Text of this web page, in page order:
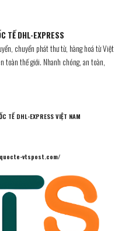
TẾ DHL-EXPRESS
chuyển phát thư từ, hàng hoá từ Việt
toàn thế giới. Nhanh chóng, an toàn,
TẾ DHL-EXPRESS VIỆT NAM
vtspost.com/